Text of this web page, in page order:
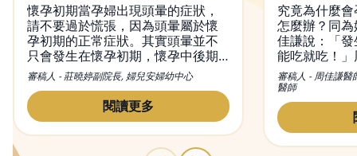
懷孕初期當孕婦出現頭暈的症狀，
請不要過於慌張，因為頭暈屬於懷
孕初期的正常症狀。其實頭暈並不
只會發生在懷孕初期，懷孕中後期
也有可能出現頭暈現象。然而，造
成懷孕頭暈的原因有很多種，從懷
孕初期到晚期都有可能出現頭暈的
症狀，而改善頭暈的方法也不盡相
同，本文不僅會介紹頭暈的原因，
同時也會提供緩解懷孕頭暈的方
審稿人 - 莊曉婷副院長, 婦兒安婦幼中心
閱讀更多
究竟為什麼
怎麼辦？同
佳謙說：「
能吃就吃！
初期孕吐經
和容易引起
量多餐的進
胃酸，舒緩
審稿人 - 周佳謙醫
醫師